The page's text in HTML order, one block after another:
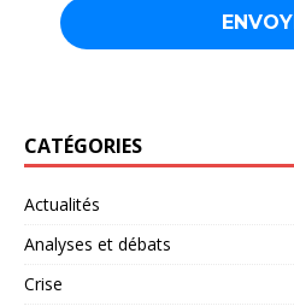
CATÉGORIES
Actualités
Analyses et débats
Crise